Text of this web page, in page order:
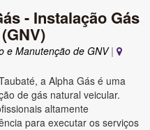
- Instalação Gás
e Manutenção de GNV|
a Alpha Gás é uma
de gás natural veicular.
altamente
para executar os serviços